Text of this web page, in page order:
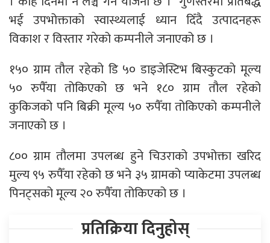
भई उपभोक्ताको स्वास्थ्यलाई ध्यान दिँदै उत्पादनहरू
विकाश र विस्तार गरेको कम्पनीले जनाएको छ ।
१५० ग्राम तौल रहेको डि ५० डाइजेस्टिभ बिस्कुटको मूल्य
५० रुपैँया तोकिएको छ भने १८० ग्राम तौल रहेको
कुकिजको पनि बिक्री मूल्य ५० रुपैँया तोकिएको कम्पनीले
जनाएको छ ।
८०० ग्राम तौलमा उपलब्ध हुने चिउराको उपभोक्ता खरिद
मुल्य ९५ रुपैँया रहेको छ भने ३५ ग्रामको प्याकेटमा उपलब्ध
पिनट्सको मूल्य २० रुपैँया तोकिएको छ ।
प्रतिक्रिया दिनुहोस्